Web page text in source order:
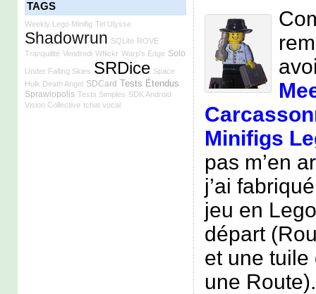
TAGS
Weekly Lego Minifig Tel Ulysse
Shadowrun SQLite ROVE
Tranquilité Vendredi Wflickr Warp's Edge Solo
Under Falling Skies SRDice Space
Hulk Death Angel SDCard Tests Étendus
Sprawlopolis Tests Simples SDK Android
Vision Collective tchat vocal
Minifigs
pas m’en
j’ai
jeu en
départ
et une tuile
une Route).